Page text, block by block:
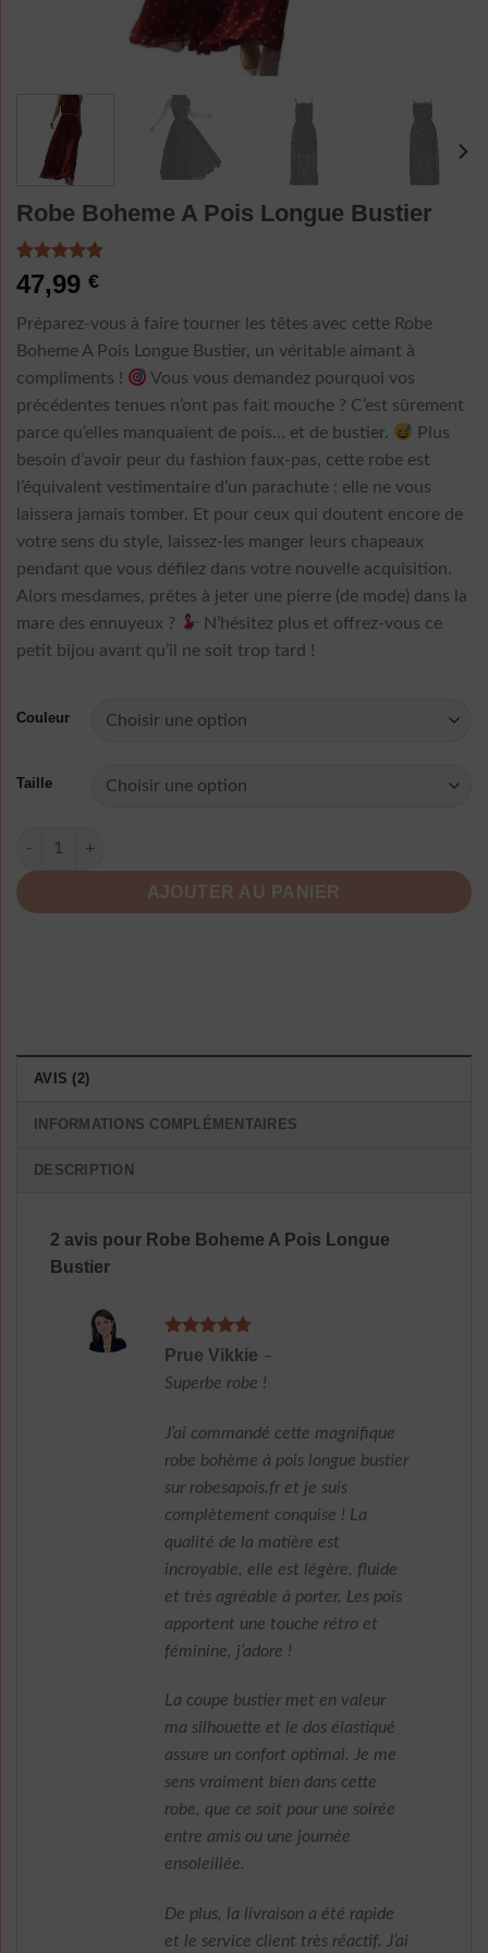
Robe Boheme A Pois Longue Bustier
Noté5.00
sur 5 basé
2
notations
client
47,99 €
Préparez-vous à faire tourner les têtes avec cette Robe
Boheme A Pois Longue Bustier, un véritable aimant à
compliments !
Vous vous demandez pourquoi vos
précédentes tenues n’ont pas fait mouche ? C’est sûrement
parce qu’elles manquaient de pois… et de bustier.
Plus
besoin d’avoir peur du fashion faux-pas, cette robe est
l’équivalent vestimentaire d’un parachute : elle ne vous
laissera jamais tomber. Et pour ceux qui doutent encore de
votre sens du style, laissez-les manger leurs chapeaux
pendant que vous défilez dans votre nouvelle acquisition.
Alors mesdames, prêtes à jeter une pierre (de mode) dans la
mare des ennuyeux ?
N’hésitez plus et offrez-vous ce
petit bijou avant qu’il ne soit trop tard !
Couleur
Taille
quantité de Robe Boheme A Pois Longue Bustier
AJOUTER AU PANIER
AVIS (2)
INFORMATIONS COMPLÉMENTAIRES
DESCRIPTION
2 avis pour Robe Boheme A Pois Longue
Bustier
Note 5sur
Prue Vikkie –
Superbe robe !
J’ai commandé cette magnifique
robe bohème à pois longue bustier
sur robesapois.fr et je suis
complètement conquise ! La
qualité de la matière est
incroyable, elle est légère, fluide
et très agréable à porter. Les pois
apportent une touche rétro et
féminine, j’adore !
La coupe bustier met en valeur
ma silhouette et le dos élastiqué
assure un confort optimal. Je me
sens vraiment bien dans cette
robe, que ce soit pour une soirée
entre amis ou une journée
ensoleillée.
De plus, la livraison a été rapide
et le service client très réactif. J’ai